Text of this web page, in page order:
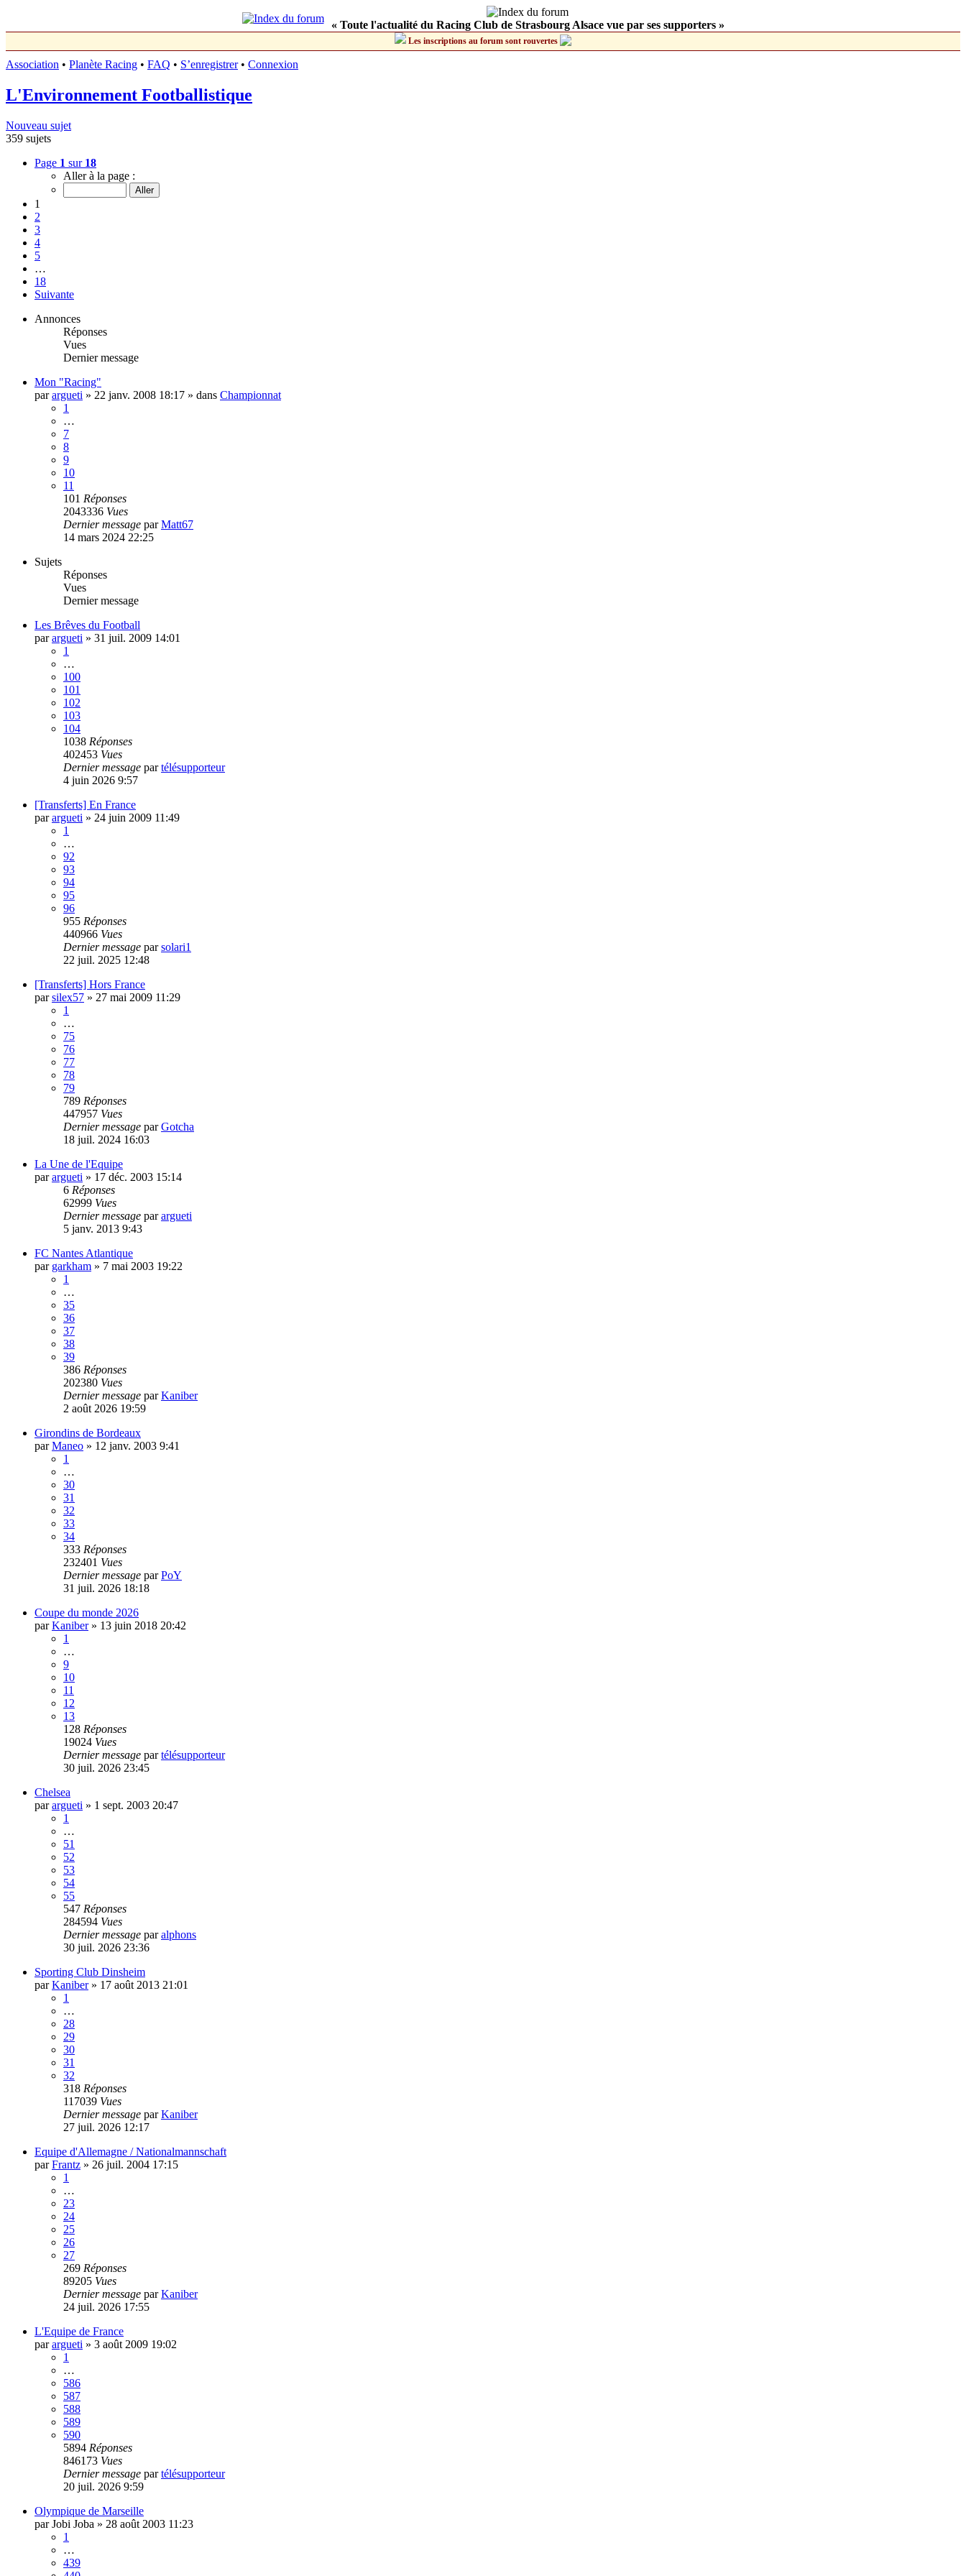
« Toute l'actualité du Racing Club de Strasbourg Alsace vue par ses supporters »
Les inscriptions au forum sont rouvertes
Association • Planète Racing • FAQ • S’enregistrer• Connexion
L'Environnement Footballistique
Nouveau sujet
359 sujets
Page 1 sur 18
Aller à la page :
1
2
3
4
5
…
18
Suivante
Annonces
Réponses
Vues
Dernier message
Mon "Racing"
parargueti » 22 janv. 2008 18:17 » dans Championnat
1
…
7
8
9
10
11
101 Réponses
2043336 Vues
Dernier message parMatt67
14 mars 2024 22:25
Sujets
Réponses
Vues
Dernier message
Les Brêves du Football
parargueti » 31 juil. 2009 14:01
1
…
100
101
102
103
104
1038 Réponses
402453 Vues
Dernier message partélésupporteur
4 juin 2026 9:57
[Transferts] En France
parargueti » 24 juin 2009 11:49
1
…
92
93
94
95
96
955 Réponses
440966 Vues
Dernier message parsolari1
22 juil. 2025 12:48
[Transferts] Hors France
parsilex57 » 27 mai 2009 11:29
1
…
75
76
77
78
79
789 Réponses
447957 Vues
Dernier message parGotcha
18 juil. 2024 16:03
La Une de l'Equipe
parargueti » 17 déc. 2003 15:14
6 Réponses
62999 Vues
Dernier message parargueti
5 janv. 2013 9:43
FC Nantes Atlantique
par garkham » 7 mai 2003 19:22
1
…
35
36
37
38
39
386 Réponses
202380 Vues
Dernier message parKaniber
2 août 2026 19:59
Girondins de Bordeaux
parManeo » 12 janv. 2003 9:41
1
…
30
31
32
33
34
333 Réponses
232401 Vues
Dernier message parPoY
31 juil. 2026 18:18
Coupe du monde 2026
parKaniber» 13 juin 2018 20:42
1
…
9
10
11
12
13
128 Réponses
19024 Vues
Dernier message partélésupporteur
30 juil. 2026 23:45
Chelsea
parargueti » 1 sept. 2003 20:47
1
…
51
52
53
54
55
547 Réponses
284594 Vues
Dernier message paralphons
30 juil. 2026 23:36
Sporting Club Dinsheim
parKaniber» 17 août 2013 21:01
1
…
28
29
30
31
32
318 Réponses
117039 Vues
Dernier message parKaniber
27 juil. 2026 12:17
Equipe d'Allemagne / Nationalmannschaft
parFrantz » 26 juil. 2004 17:15
1
…
23
24
25
26
27
269 Réponses
89205 Vues
Dernier message parKaniber
24 juil. 2026 17:55
L'Equipe de France
parargueti » 3 août 2009 19:02
1
…
586
587
588
589
590
5894 Réponses
846173 Vues
Dernier message partélésupporteur
20 juil. 2026 9:59
Olympique de Marseille
parJobi Joba » 28 août 2003 11:23
1
…
439